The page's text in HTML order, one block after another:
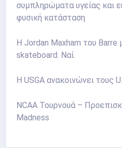
συμπληρώματα υγείας και
φυσική κατάσταση
Η Jordan Maxham του Barre
skateboard. Ναί.
Η USGA ανακοινώνει τους
NCAA Τουρνουά –
Madness